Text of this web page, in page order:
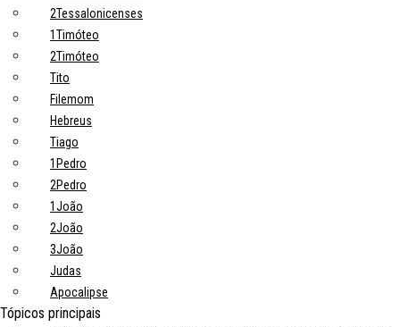
2Tessalonicenses
1Timóteo
2Timóteo
Tito
Filemom
Hebreus
Tiago
1Pedro
2Pedro
1João
2João
3João
Judas
Apocalipse
Tópicos principais